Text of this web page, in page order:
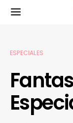
ESPECIALES